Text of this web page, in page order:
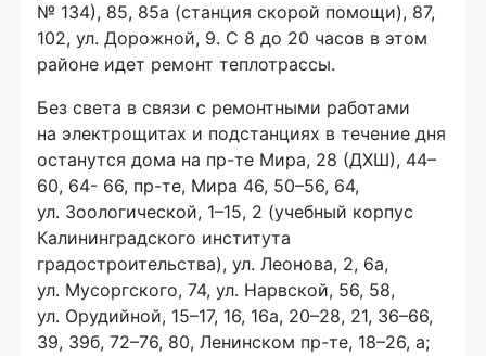
№ 134), 85, 85а (станция скорой помощи), 87,
102, ул. Дорожной, 9. С 8 до 20 часов в этом
районе идет ремонт теплотрассы.
Без света в связи с ремонтными работами
на электрощитах и подстанциях в течение дня
останутся дома на пр-те Мира, 28 (ДХШ), 44–
60, 64- 66, пр-те, Мира 46, 50–56, 64,
ул. Зоологической, 1–15, 2 (учебный корпус
Калининградского института
градостроительства), ул. Леонова, 2, 6а,
ул. Мусоргского, 74, ул. Нарвской, 56, 58,
ул. Орудийной, 15–17, 16, 16а, 20–28, 21, 36–66,
39, 39б, 72–76, 80, Ленинском пр-те, 18–26, а;